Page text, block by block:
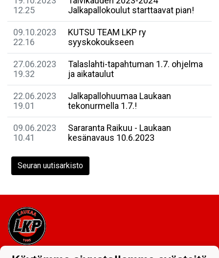
12.25
Jalkapallokoulut starttaavat pian!
09.10.2023
22.16
KUTSU TEAM LKP ry
syyskokoukseen
27.06.2023
19.32
Talaslahti-tapahtuman 1.7. ohjelma
ja aikataulut
22.06.2023
19.01
Jalkapallohuumaa Laukaan
tekonurmella 1.7.!
09.06.2023
10.41
Sararanta Raikuu - Laukaan
kesänavaus 10.6.2023
Seuran uutisarkisto